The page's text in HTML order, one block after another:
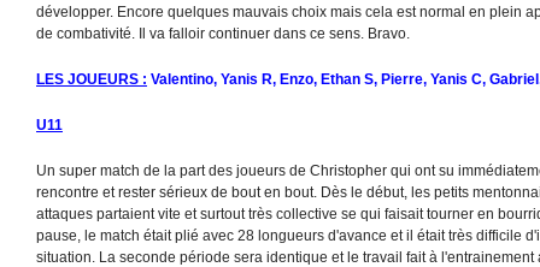
développer. Encore quelques mauvais choix mais cela est normal en plein
de combativité. Il va falloir continuer dans ce sens. Bravo.
LES JOUEURS : Valentino, Yanis R, Enzo, Ethan S, Pierre, Yanis C,
U11
Un super match de la part des joueurs de Christopher qui ont su
rencontre et rester sérieux de bout en bout. Dès le début, les petits
attaques partaient vite et surtout très collective se qui faisait tourner en
pause, le match était plié avec 28 longueurs d'avance et il était très difficile
situation. La seconde période sera identique et le travail fait à